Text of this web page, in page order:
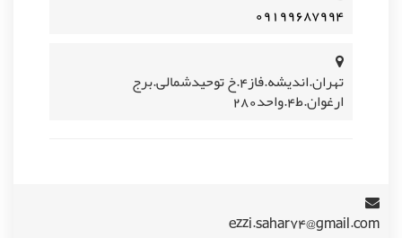
۰۹۱۹۹۶۸۷۹۹۴
تهران.اندیشه.فاز4.خ توحیدشمالی.برج
ارغوان.ط4.واحد280
ezzi.sahar74@gmail.com